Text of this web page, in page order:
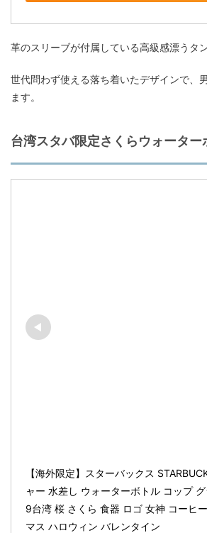
革のスリーブが付属している高級感漂うタン
世代問わず使える落ち着いたデザインで、
ます。
台湾スタバ限定さくらウォータ
【海外限定】スターバックス
ャー 水差し ウォーターボトル コップ
9台湾 桜 さくら 食器 ロゴ 女神 コーヒ
マス ハロウィン バレンタイン